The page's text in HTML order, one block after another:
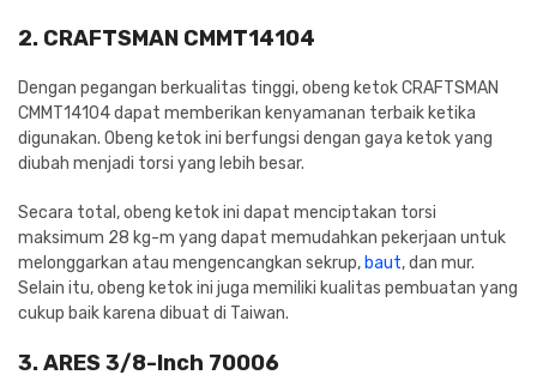
2. CRAFTSMAN CMMT14104
Dengan pegangan berkualitas tinggi, obeng ketok CRAFTSMAN
CMMT14104 dapat memberikan kenyamanan terbaik ketika
digunakan. Obeng ketok ini berfungsi dengan gaya ketok yang
diubah menjadi torsi yang lebih besar.
Secara total, obeng ketok ini dapat menciptakan torsi
maksimum 28 kg-m yang dapat memudahkan pekerjaan untuk
melonggarkan atau mengencangkan sekrup, baut, dan mur.
Selain itu, obeng ketok ini juga memiliki kualitas pembuatan yang
cukup baik karena dibuat di Taiwan.
3. ARES 3/8-Inch 70006